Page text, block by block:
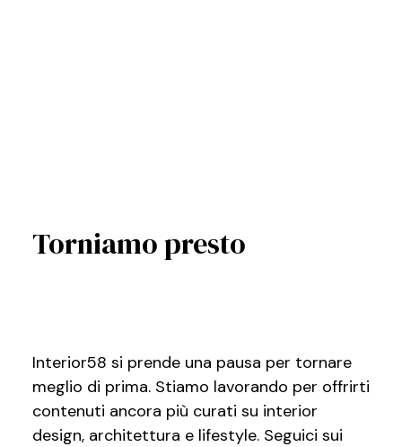
Torniamo presto
Interior58 si prende una pausa per tornare
meglio di prima. Stiamo lavorando per offrirti
contenuti ancora più curati su interior
design, architettura e lifestyle. Seguici sui